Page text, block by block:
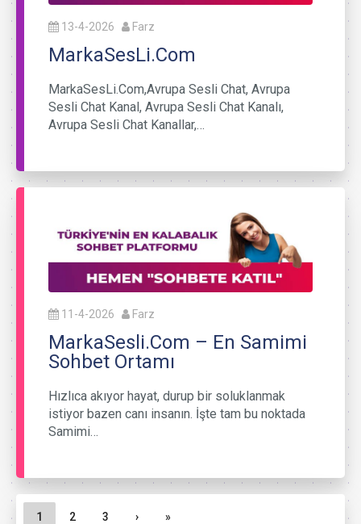
13-4-2026 Farz
MarkaSesLi.Com
MarkaSesLi.Com,Avrupa Sesli Chat, Avrupa
Sesli Chat Kanal, Avrupa Sesli Chat Kanalı,
Avrupa Sesli Chat Kanallar,…
11-4-2026 Farz
MarkaSesli.Com – En Samimi
Sohbet Ortamı
Hızlıca akıyor hayat, durup bir soluklanmak
istiyor bazen canı insanın. İşte tam bu noktada
Samimi…
Sayfa gezinme
Geçerli Sayfa
1 Sayfa
2 Sayfa
3 › »